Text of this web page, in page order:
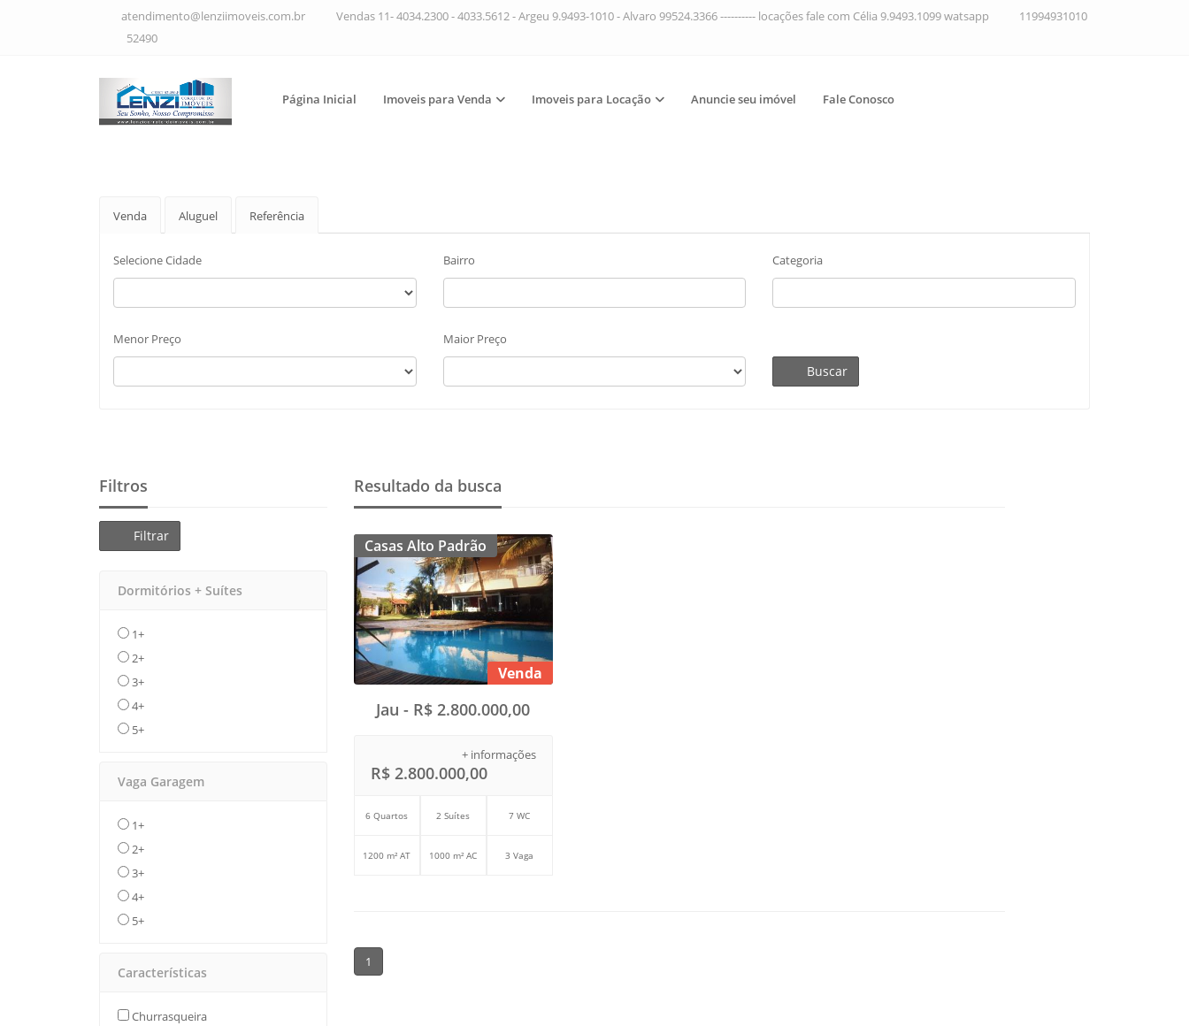
atendimento@lenziimoveis.com.br Vendas 11- 4034.2300 - 4033.5612 - Argeu 9.9493-1010 - Alvaro 99524.3366 ---------- locações fale com Célia 9.9493.1099 watsapp
11994931010
52490
Página Inicial Imoveis para Venda Imoveis para Locação Anuncie seu imóvel Fale Conosco
Venda Aluguel Referência
Selecione Cidade Bairro Categoria
Menor Preço Maior Preço
Buscar
Filtros
Filtrar
Dormitórios + Suítes
1+
2+
3+
4+
5+
Vaga Garagem
1+
2+
3+
4+
5+
Características
Churrasqueira
Resultado da busca
Casas Alto Padrão
Venda
Jau - R$ 2.800.000,00
+ informações
R$ 2.800.000,00
6 Quartos 2 Suítes 7 WC
1200 m² AT 1000 m² AC 3 Vaga
1